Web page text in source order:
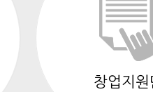
창업지원